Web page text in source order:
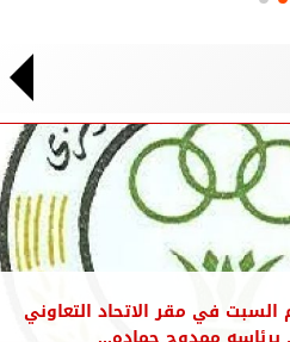
السبت في مقر الاتحاد التعاوني